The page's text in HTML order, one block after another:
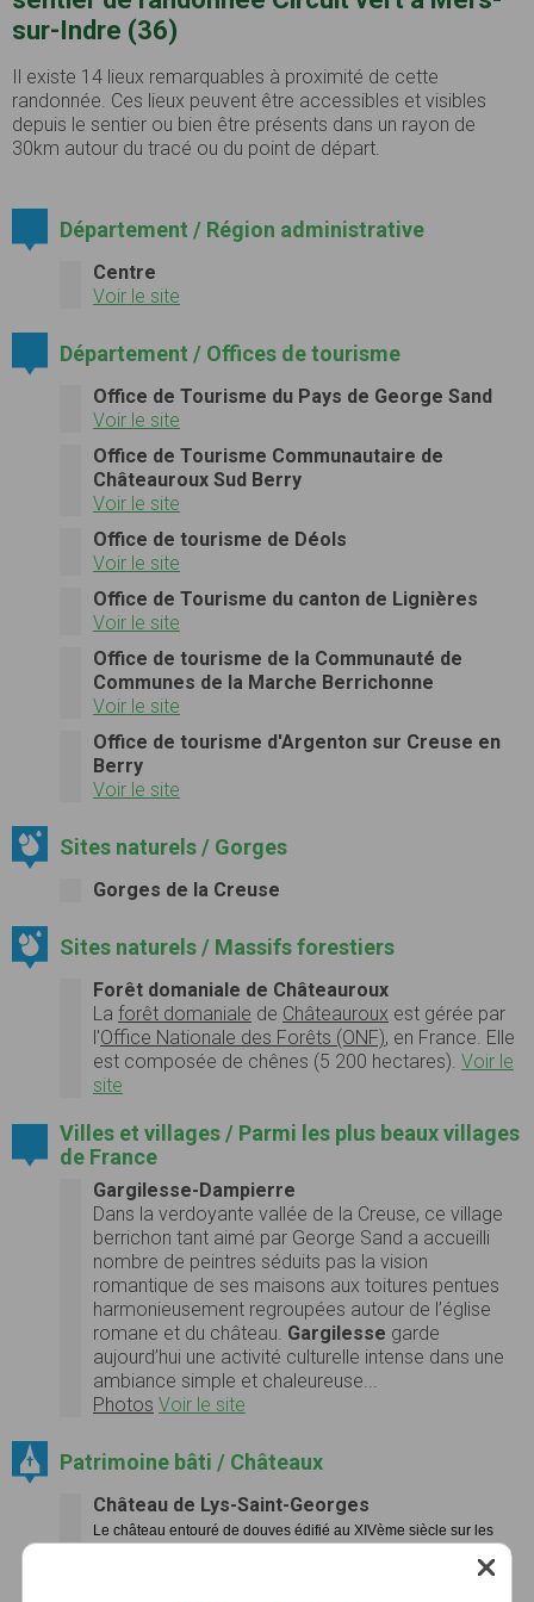
sur-Indre (36)
Il existe 14 lieux remarquables à proximité de cette
randonnée. Ces lieux peuvent être accessibles et visibles
depuis le sentier ou bien être présents dans un rayon de
30km autour du tracé ou du point de départ.
Département / Région administrative
Centre
Voir le site
Département / Offices de tourisme
Office de Tourisme du Pays de George Sand
Voir le site
Office de Tourisme Communautaire de
Châteauroux Sud Berry
Voir le site
Office de tourisme de Déols
Voir le site
Office de Tourisme du canton de Lignières
Voir le site
Office de tourisme de la Communauté de
Communes de la Marche Berrichonne
Voir le site
Office de tourisme d'Argenton sur Creuse en
Berry
Voir le site
Sites naturels / Gorges
Gorges de la Creuse
Sites naturels / Massifs forestiers
Forêt domaniale de Châteauroux
La forêt domaniale de Châteauroux est gérée par
l'Office Nationale des Forêts (ONF), en France. Elle
est composée de chênes (5 200 hectares). Voir le
site
Villes et villages / Parmi les plus beaux villages
de France
Gargilesse-Dampierre
Dans la verdoyante vallée de la Creuse, ce village
berrichon tant aimé par George Sand a accueilli
nombre de peintres séduits pas la vision
romantique de ses maisons aux toitures pentues
harmonieusement regroupées autour de l’église
romane et du château. Gargilesse garde
aujourd’hui une activité culturelle intense dans une
ambiance simple et chaleureuse...
Photos Voir le site
Patrimoine bâti / Châteaux
Château de Lys-Saint-Georges
Le château entouré de douves édifié au XIVème siècle sur les
vestiges de la forteresse médiévale dont il ne reste que le donjon
et quelques unes des onze tours. Cette édifice est situé sur un